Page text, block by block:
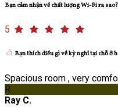
Bạn cảm nhận về chất lượng Wi-Fi ra sao?
5
Bạn thích điều gì về kỳ nghỉ tại chỗ ở
Spacious room , very
R
Ray C.